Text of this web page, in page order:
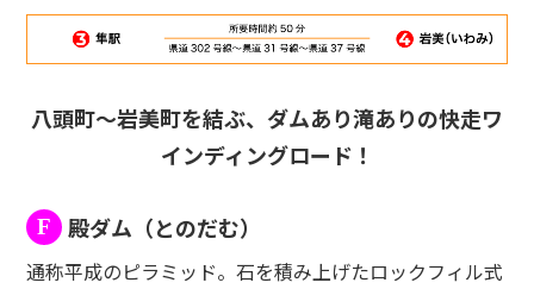
八頭町～岩美町を結ぶ、ダムあり滝ありの快走ワ
インディングロード！
F 殿ダム（とのだむ）
通称平成のピラミッド。石を積み上げたロックフィル式